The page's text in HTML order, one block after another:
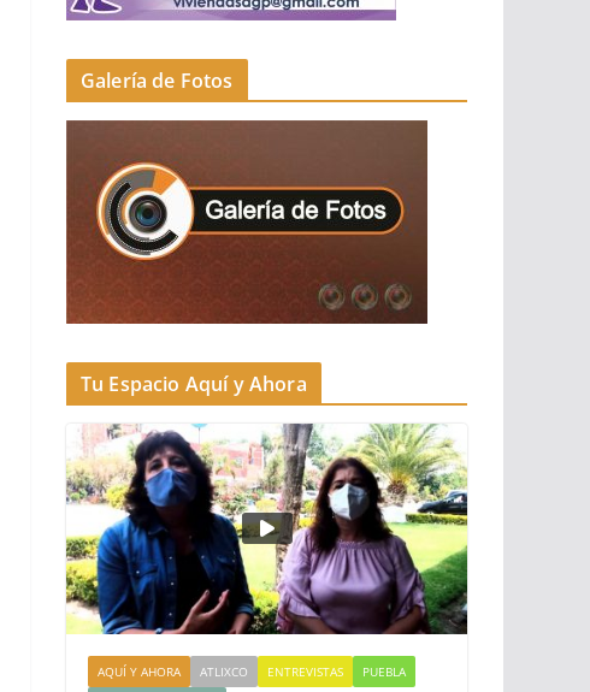
Galería de Fotos
Tu Espacio Aquí y Ahora
AQUÍ Y AHORA ATLIXCO ENTREVISTAS
PUEBLA